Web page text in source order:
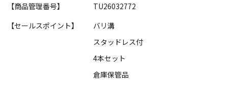
【商品管理番号】
TU26032772
【セールスポイント】
バリ溝
スタッドレス付
4本セット
倉庫保管品